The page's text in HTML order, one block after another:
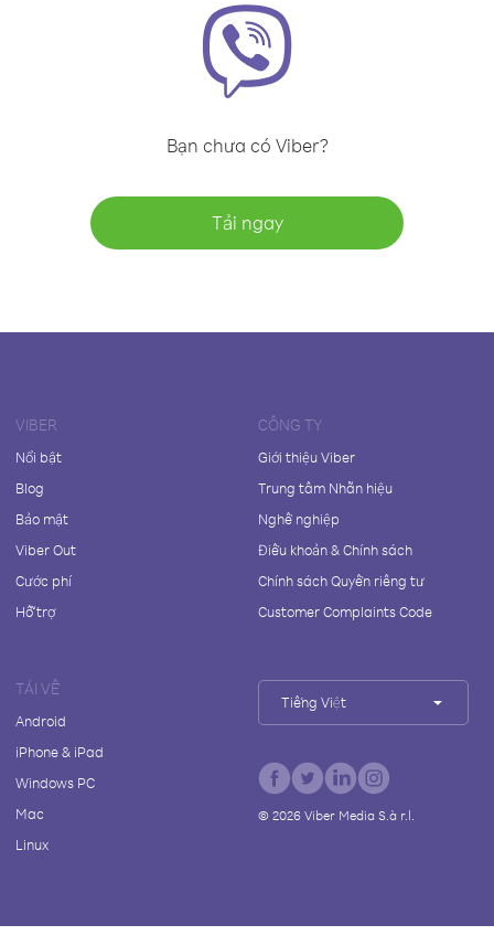
Bạn chưa có Viber?
Tải ngay
VIBER
Nổi bật
Blog
Bảo mật
Viber Out
Cước phí
Hỗ trợ
CÔNG TY
Giới thiệu Viber
Trung tâm Nhãn hiệu
Nghề nghiệp
Điều khoản & Chính sách
Chính sách Quyền riêng tư
Customer Complaints Code
TẢI VỀ
Android
iPhone & iPad
Windows PC
Mac
Linux
Tiếng Việt
© 2026Viber Media S.à r.l.